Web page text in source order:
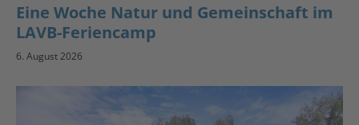
Eine Woche Natur und Gemeinschaft im
LAVB-Feriencamp
6. August 2026